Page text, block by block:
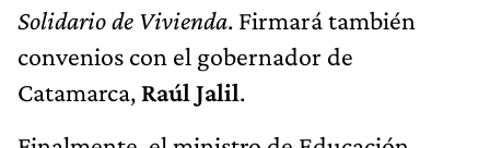
Solidario de Vivienda. Firmará también
convenios con el gobernador de
Catamarca, Raúl Jalil.